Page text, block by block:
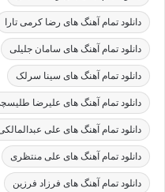
دانلود تمام آهنگ های رضا کرمی تارا
دانلود تمام آهنگ های سامان جلیلی
دانلود تمام آهنگ های سینا سرلک
دانلود تمام آهنگ های علیرضا
دانلود تمام آهنگ های علی
دانلود تمام آهنگ های علی منتظری
دانلود تمام آهنگ های فرزاد فرزین